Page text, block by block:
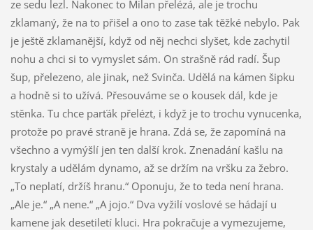
ze sedu lezl. Nakonec to Milan přelézá, ale je trochu
zklamaný, že na to přišel a ono to zase tak těžké nebylo. Pak
je ještě zklamanější, když od něj nechci slyšet, kde zachytil
nohu a chci si to vymyslet sám. On strašně rád radí. Šup
šup, přelezeno, ale jinak, než Svinča. Udělá na kámen šipku
a hodně si to užívá. Přesouváme se o kousek dál, kde je
stěnka. Tu chce parťák přelézt, i když je to trochu vynucenka,
protože po pravé straně je hrana. Zdá se, že zapomíná na
všechno a vymýšlí jen ten další krok. Znenadání kašlu na
krystaly a udělám dynamo, až se držím na vršku za žebro.
„To neplatí, držíš hranu.“ Oponuju, že to teda není hrana.
„Ale je.“ „A nene.“ „A jojo.“ Dva vyžilí voslové se hádají u
kamene jak desetiletí kluci. Hra pokračuje a vymezujeme,